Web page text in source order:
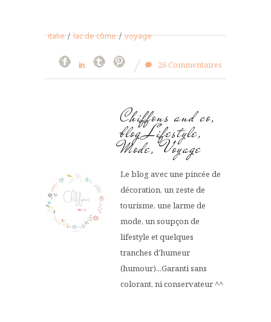
italie / lac de côme / voyage
26 Commentaires
Chiffons and co,
blog Lifestyle,
Mode, Voyage
Le blog avec une pincée de
décoration, un zeste de
tourisme, une larme de
mode, un soupçon de
lifestyle et quelques
tranches d'humeur
(humour)...Garanti sans
colorant, ni conservateur ^^